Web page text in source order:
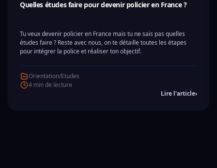
Quelles études faire pour devenir policier en France ?
Tu veux devenir policier en France mais tu ne sais pas quelles
études faire ? Reste avec nous, on te détaille toutes les étapes
pour intégrer la police et réaliser ton objectif.
Orientation/Etudes
4 min de lecture
Lire l'article›